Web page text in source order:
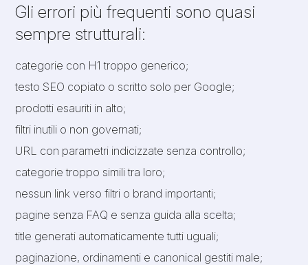
Gli errori più frequenti sono quasi
sempre strutturali:
categorie con H1 troppo generico;
testo SEO copiato o scritto solo per Google;
prodotti esauriti in alto;
filtri inutili o non governati;
URL con parametri indicizzate senza controllo;
categorie troppo simili tra loro;
nessun link verso filtri o brand importanti;
pagine senza FAQ e senza guida alla scelta;
title generati automaticamente tutti uguali;
paginazione, ordinamenti e canonical gestiti male;